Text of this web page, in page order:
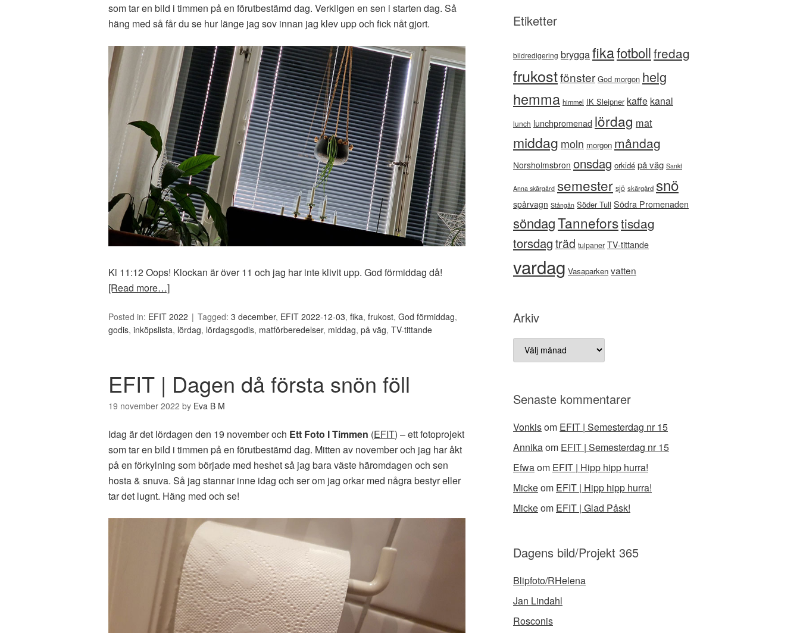
som tar en bild i timmen på en förutbestämd dag. Verkligen en sen i starten dag. Så
häng med så får du se hur länge jag sov innan jag klev upp och fick nåt gjort.
Kl 11:12 Oops! Klockan är över 11 och jag har inte klivit upp. God förmiddag då!
[Read more…]
Posted in: EFIT 2022 Tagged: 3 december, EFIT 2022-12-03, fika, frukost, God förmiddag,
godis, inköpslista, lördag, lördagsgodis, matförberedelser, middag, på väg, TV-tittande
EFIT | Dagen då första snön föll
19 november 2022 by Eva B M
Idag är det lördagen den 19 november och Ett Foto I Timmen (EFIT) – ett fotoprojekt
som tar en bild i timmen på en förutbestämd dag. Mitten av november och jag har åkt
på en förkylning som började med heshet så jag bara väste häromdagen och sen
hosta & snuva. Så jag stannar inne idag och ser om jag orkar med några bestyr eller
tar det lugnt. Häng med och se!
Etiketter
bildredigering bryggafikafotbollfredag
frukostfönster God morgon helg
hemma himmel IK Sleipner kaffe kanal
lunch lunchpromenad lördag mat
middag moln morgon måndag
Norsholmsbron onsdag orkidé på väg Sankt
Anna skärgård semester sjö skärgård snö
spårvagn Stångån Söder Tull Södra Promenaden
söndagTanneforstisdag
torsdagträd tulpaner TV-tittande
vardag Vasaparken vatten
Arkiv
Arkiv
Senaste kommentarer
Vonkisom EFIT | Semesterdag nr 15
Annikaom EFIT | Semesterdag nr 15
Efwaom EFIT | Hipp hipp hurra!
Mickeom EFIT | Hipp hipp hurra!
Mickeom EFIT | Glad Påsk!
Dagens bild/Projekt 365
Blipfoto/RHelena
Jan Lindahl
Rosconis